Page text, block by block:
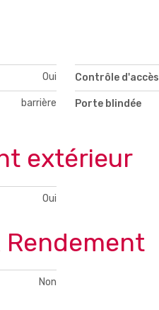
Oui Contrôle d'accès
barrière Porte blindée
extérieur
Oui
Rendement
Non